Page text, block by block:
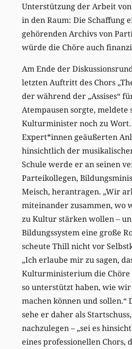
Unterstützung der Arbeit
in den Raum: Die Schaffung
gehörenden Archivs von
würde die Chöre auch
Am Ende der
letzten Auftritt des Chors
der während der „Assises“
Atempausen sorgte, meldete
Kulturminister noch zu Wort.
Expert*innen geäußerten
hinsichtlich der
Schule werde er an seinen
Parteikollegen,
Meisch, herantragen. „Wir
miteinander zusammen, wo
zu Kultur stärken wollen –
Bildungssystem eine große
scheute Thill nicht vor
„Ich erlaube mir zu sagen,
Kulturministerium die
so unterstützt haben, wie
machen können und sollen.“
sehe er daher als
nachzulegen – „sei es
eines professionellen Chors,